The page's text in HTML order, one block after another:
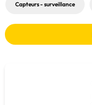
Capteurs - surveillance